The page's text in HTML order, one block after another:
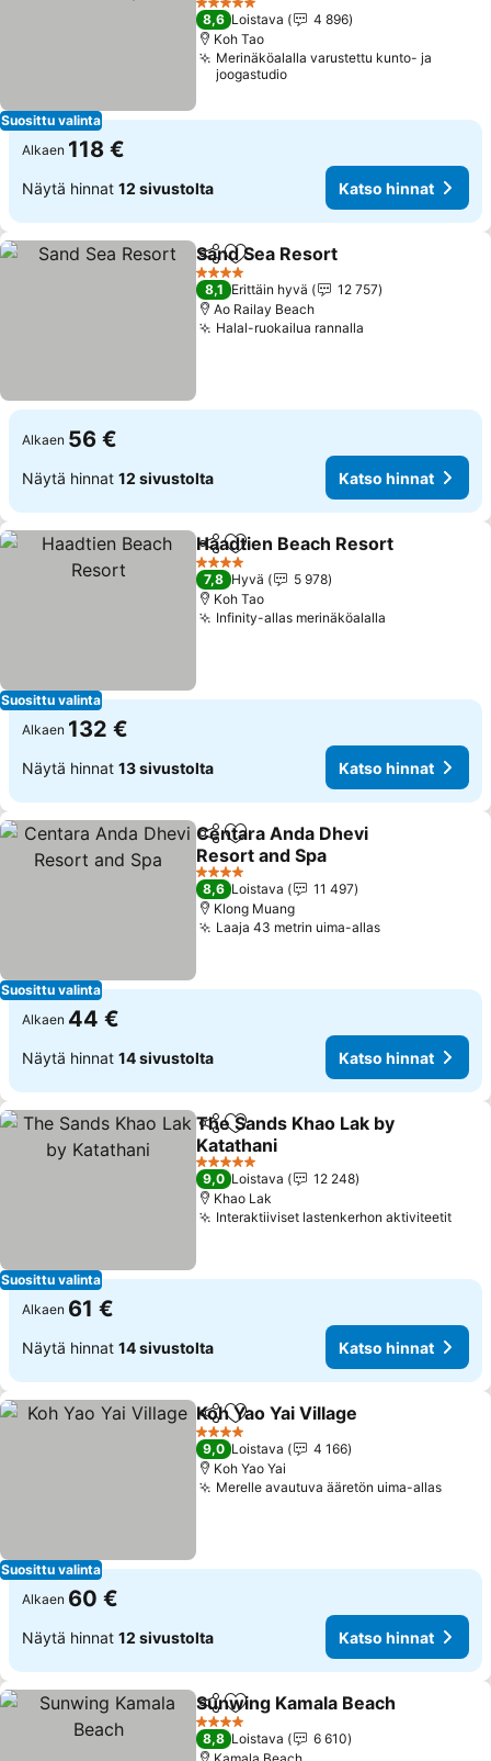
Suosittu valinta
5 Tähtiluokitus
8,6 Loistava
4 896
Koh Tao
Merinäköalalla varustettu kunto- ja
joogastudio
Alkaen 118 €
Näytä hinnat 12 sivustolta Katso hinnat
Jaa Lisää suosikkeihin
Sand Sea Resort
4 Tähtiluokitus
8,1 Erittäin hyvä
12 757
Ao Railay Beach
Halal-ruokailua rannalla
Alkaen 56 €
Näytä hinnat 12 sivustolta Katso hinnat
Suosittu valinta
Jaa Lisää suosikkeihin
Haadtien Beach Resort
4 Tähtiluokitus
7,8 Hyvä
5 978
Koh Tao
Infinity-allas merinäköalalla
Alkaen 132 €
Näytä hinnat 13 sivustolta Katso hinnat
Suosittu valinta
Jaa Lisää suosikkeihin
Centara Anda Dhevi
Resort and Spa
4 Tähtiluokitus
8,6 Loistava
11 497
Klong Muang
Laaja 43 metrin uima-allas
Alkaen 44 €
Näytä hinnat 14 sivustolta Katso hinnat
Suosittu valinta
Jaa Lisää suosikkeihin
The Sands Khao Lak by
Katathani
5 Tähtiluokitus
9,0 Loistava
12 248
Khao Lak
Interaktiiviset lastenkerhon aktiviteetit
Alkaen 61 €
Näytä hinnat 14 sivustolta Katso hinnat
Suosittu valinta
Jaa Lisää suosikkeihin
Koh Yao Yai Village
4 Tähtiluokitus
9,0 Loistava
4 166
Koh Yao Yai
Merelle avautuva ääretön uima-allas
Alkaen 60 €
Näytä hinnat 12 sivustolta Katso hinnat
Jaa Lisää suosikkeihin
Sunwing Kamala Beach
4 Tähtiluokitus
8,8 Loistava
6 610